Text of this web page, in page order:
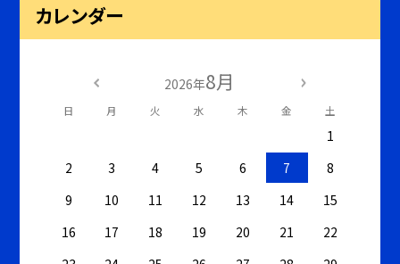
カレンダー
2026年8月
日 月 火 水 木 金 土
1
2
3 4 5 6 7
8
9
10 11 12 13 14
15
16
17 18 19 20 21
22